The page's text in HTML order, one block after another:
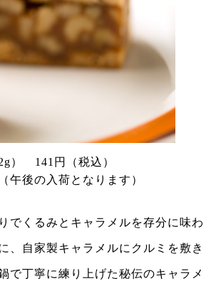
） 141円（税込）
後の入荷となります）
でくるみとキャラメルを存分に味わ
、自家製キャラメルにクルミを敷き
で丁寧に練り上げた秘伝のキャラメ